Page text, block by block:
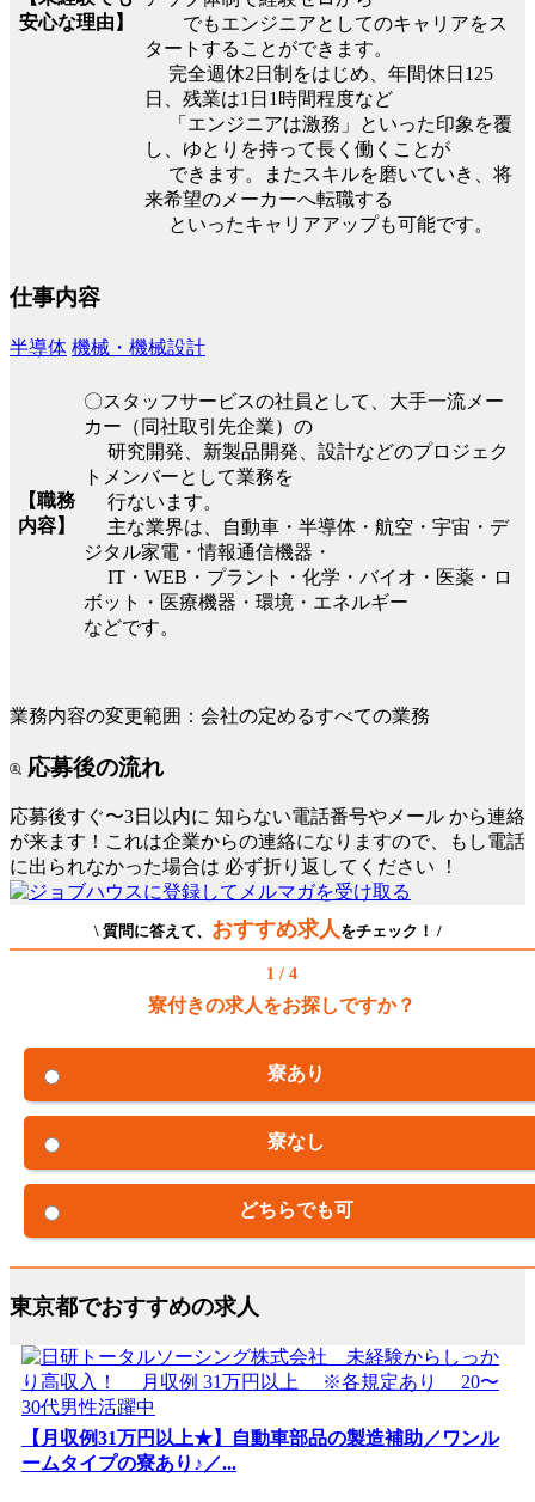
安心な理由】
でもエンジニアとしてのキャリアをス
タートすることができます。
完全週休2日制をはじめ、年間休日125
日、残業は1日1時間程度など
「エンジニアは激務」といった印象を覆
し、ゆとりを持って長く働くことが
できます。またスキルを磨いていき、将
来希望のメーカーへ転職する
といったキャリアアップも可能です。
仕事内容
半導体 機械・機械設計
【職務
内容】
〇スタッフサービスの社員として、大手一流メー
カー（同社取引先企業）の
研究開発、新製品開発、設計などのプロジェク
トメンバーとして業務を
行ないます。
主な業界は、自動車・半導体・航空・宇宙・デ
ジタル家電・情報通信機器・
IT・WEB・プラント・化学・バイオ・医薬・ロ
ボット・医療機器・環境・エネルギー
などです。
業務内容の変更範囲：会社の定めるすべての業務
応募後の流れ
応募後すぐ〜3日以内に 知らない電話番号やメール から連絡
が来ます！これは企業からの連絡になりますので、もし電話
に出られなかった場合は 必ず折り返してください ！
\ 質問に答えて、 おすすめ求人をチェック！ /
1 / 4
寮付きの求人をお探しですか？
寮あり
寮なし
どちらでも可
東京都でおすすめの求人
【月収例31万円以上★】自動車部品の製造補助／ワンル
ームタイプの寮あり♪／...